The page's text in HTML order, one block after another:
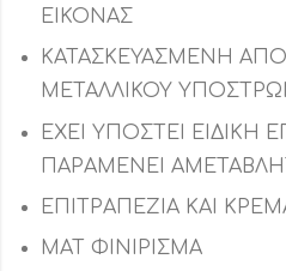
ΕΙΚΟΝΑΣ
ΚΑΤΑΣΚΕΥΑΣΜΕΝΗ
ΜΕΤΑΛΛΙΚΟΥ
ΕΧΕΙ ΥΠΟΣΤΕΙ ΕΙΔΙΚΗ
ΠΑΡΑΜΕΝΕΙ
ΕΠΙΤΡΑΠΕΖΙΑ ΚΑΙ
ΜΑΤ ΦΙΝΙΡΙΣΜΑ